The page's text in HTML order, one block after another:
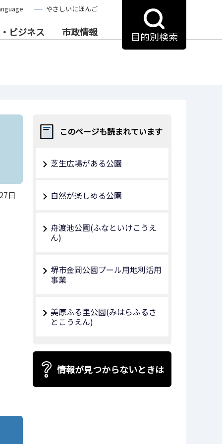
やさしいにほんご
ビジネス 市政情報 目的別検索
日
このページも読まれています
芝生広場がある公園
自然が楽しめる公園
舟渡池公園(ふなといけこうえ
ん)
堺市金岡公園プール用地利活用
事業
美原ふる里公園(みはらふるさ
とこうえん)
情報が見つからないときは